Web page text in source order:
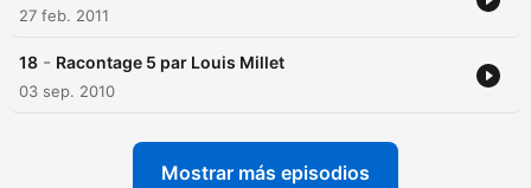
27 feb. 2011
18 - Racontage 5 par Louis Millet
03 sep. 2010
Mostrar más episodios